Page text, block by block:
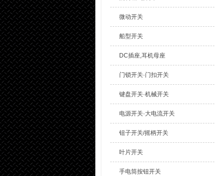
微动开关
船型开关
DC插座,耳机母座
门锁开关·门扣开关
键盘开关·机械开关
电源开关·大电流开关
钮子开关/摇柄开关
叶片开关
手电筒按钮开关